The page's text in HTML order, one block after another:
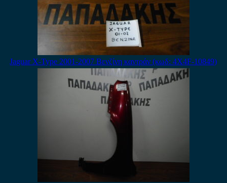
Jaguar X-Type 2001-2007 Βενζίνη καντράν (κωδ: 4X4F-10849)